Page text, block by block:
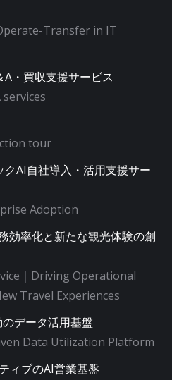
Transfer in IT
・買収支援サービス
tour
AI自社導入・活用支援サー
Adoption
効率化と新たな観光体験の創
｜Driving Operational
Travel Experiences
データ活用基盤
Data Utilization Platform
ィブのAI営業基盤